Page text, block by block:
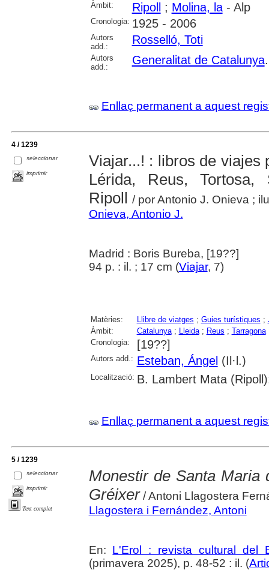
Àmbit: Ripoll ; Molina, la- Alp
Cronologia: 1925 - 2006
Autors
add.:
Rosselló, Toti
Autors
add.:
Generalitat de Catalunya
Enllaç permanent a aquest
4 / 1239
seleccionar
imprimir
­Viajar...! : libros de viajes
Lérida, Reus, Tortosa,
Ripoll / por Antonio J. Onieva ;
Onieva, Antonio J.
Madrid : Boris Bureba, [19??]
94 p. : il. ; 17 cm (Viajar, 7)
Matèries: Llibre de viatges ; Guies turístiques ;
Àmbit:
Catalunya; Lleida; Reus ; Tarragona
Cronologia:
[19??]
Autors add.: Esteban, Ángel (Il·l.)
Localització: B. Lambert Mata
Enllaç permanent a aquest
5 / 1239
seleccionar
imprimir
Text complet
Monestir de Santa Maria
Gréixer/ Antoni Llagostera
Llagostera i Fernández, Antoni
En: L'Erol : revista cultural del
(primavera 2025), p. 48-52 : il. (